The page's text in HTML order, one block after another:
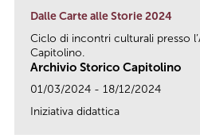
Dalle Carte alle Storie 2024
Ciclo di incontri culturali presso
Capitolino.
Archivio Storico Capitolino
01/03/2024 - 18/12/2024
Iniziativa didattica